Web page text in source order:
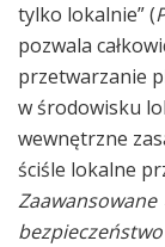
tylko lokalnie” (
pozwala
przetwarzanie
w środowisku
wewnętrzne
ściśle lokalne
Zaawansowane
bezpieczeństwo